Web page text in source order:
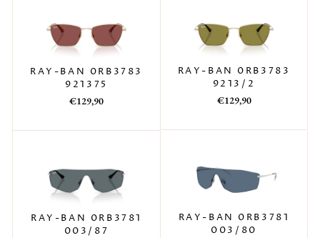
RAY-BAN 0RB3783
921375
Prezzo
Prezzo
€129,90
RAY-BAN 0RB3783
9213/2
Prezzo
listino
Prezzo
€129,90
RAY-BAN 0RB3781
003/87
RAY-BAN 0RB3781
003/80